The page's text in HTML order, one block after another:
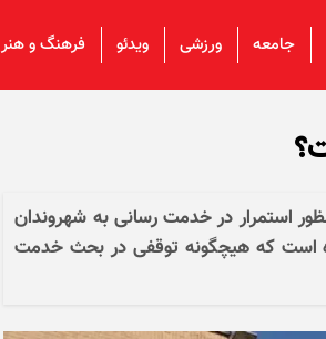
جامعه ورزشی ویدئو فرهنگ و هنر
استمرار در خدمت رسانی به شهروندان
است که هیچگونه توقفی در بحث خدمت